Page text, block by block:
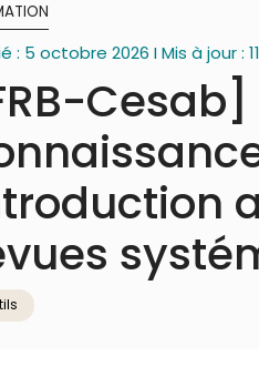
: 5 octobre 2026 I Mis à jour :